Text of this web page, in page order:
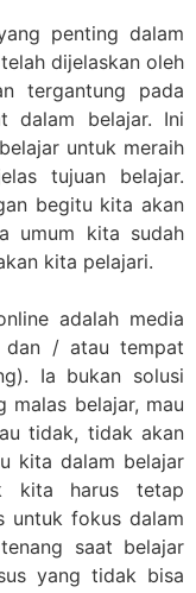
penting dalam
dijelaskan oleh
tergantung pada
dalam belajar. Ini
untuk meraih
tujuan belajar.
begitu kita akan
umum kita sudah
kita pelajari.
adalah media
dan / atau tempat
Ia bukan solusi
malas belajar, mau
tidak, tidak akan
kita dalam belajar
kita harus tetap
untuk fokus dalam
saat belajar
yang tidak bisa